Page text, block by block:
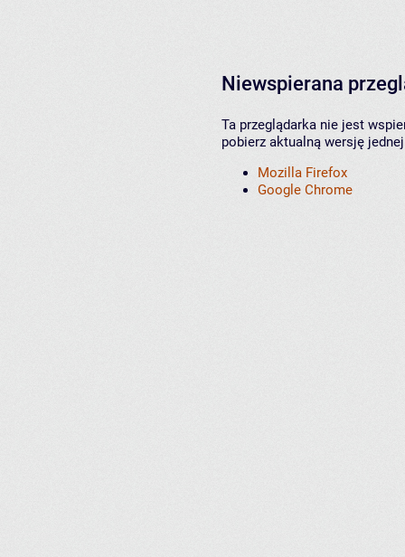
Niewspierana
Ta przeglądarka nie jest
pobierz aktualną wersję
Mozilla Firefox
Google Chrome